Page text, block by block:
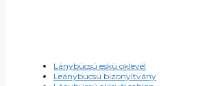
Lánybúcsú eskü oklevél
Leánybúcsú bizonyítvány